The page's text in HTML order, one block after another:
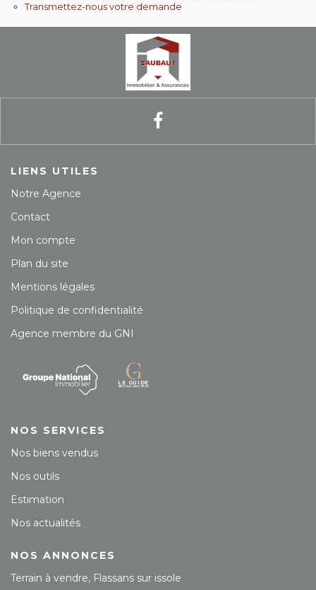
Extranet
Transmettez-nous votre demande
LIENS UTILES
Notre Agence
Contact
Mon compte
Plan du site
Mentions légales
Politique de confidentialité
Agence membre du GNI
NOS SERVICES
Nos biens vendus
Nos outils
Estimation
Nos actualités
NOS ANNONCES
Terrain à vendre, Flassans sur issole